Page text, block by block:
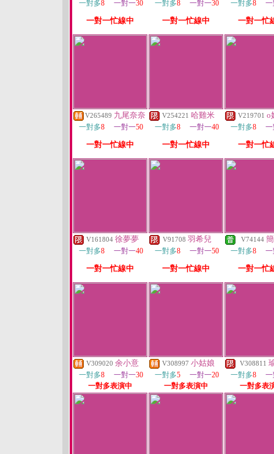
一對多8 一對一30
一對一忙線中
一對多8 一對一30
一對一忙線中
一對多8
一對一忙
V265489 九尾奈奈
一對多8 一對一50
一對一忙線中
V254221 哈雞米
一對多8 一對一40
一對一忙線中
V219701 o
一對多8
一對一忙
V161804 徐夢夢
一對多8 一對一40
一對一忙線中
V91708 羽希兒
一對多8 一對一50
一對一忙線中
V74144
一對多8
一對一忙
V309020 余小意
一對多8 一對一30
一對多表演中
V308997 小姑娘
一對多5 一對一20
一對多表演中
V308811
一對多8
一對多表